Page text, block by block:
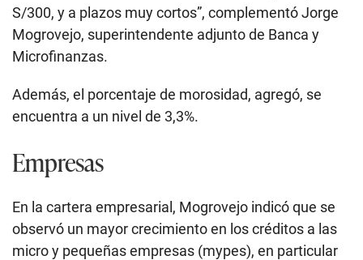
S/300, y a plazos muy cortos”, complementó Jorge
Mogrovejo, superintendente adjunto de Banca y
Microfinanzas.
Además, el porcentaje de morosidad, agregó, se
encuentra a un nivel de 3,3%.
Empresas
En la cartera empresarial, Mogrovejo indicó que se
observó un mayor crecimiento en los créditos a las
micro y pequeñas empresas (mypes), en particular